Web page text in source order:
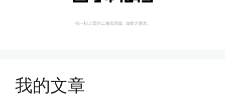
我的文章